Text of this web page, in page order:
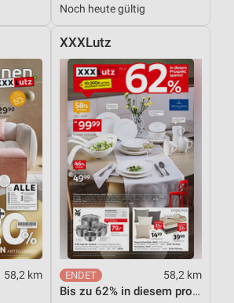
Noch heute gültig
58,2 km
XXXLutz
58,2 km
Bis zu 62% in diesem prospekt